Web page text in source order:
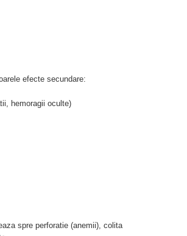
efecte secundare:
hemoragii oculte)
spre perforatie (anemii), colita